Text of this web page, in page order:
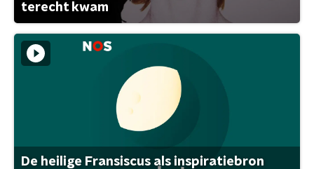
terecht kwam
De heilige Fransiscus als inspiratiebron